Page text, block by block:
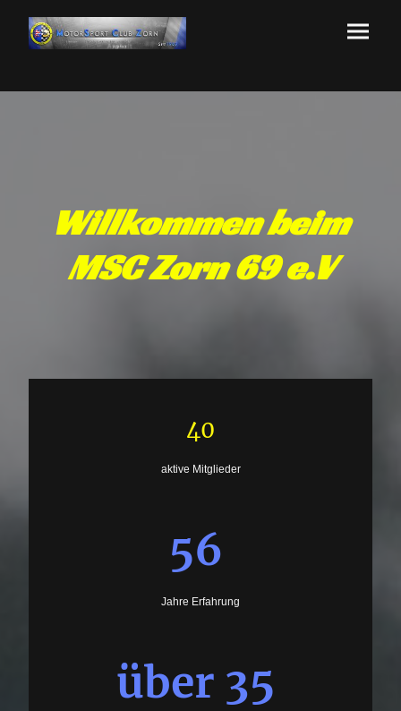
Willkommen beim
MSC Zorn 69 e.V
40
aktive Mitglieder
56
Jahre Erfahrung
über 35